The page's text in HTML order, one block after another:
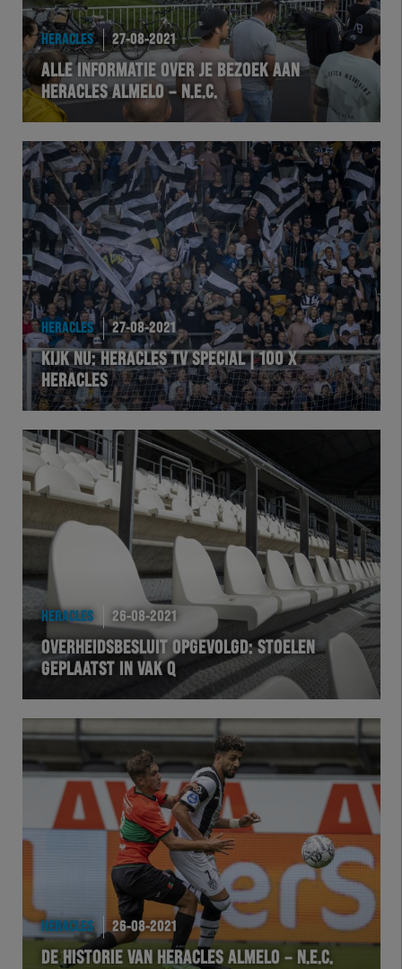
Heracles
BusinessClub
Foundation
Herakids
Team Zwart Wit
Futsal
eSports
Academie
HERACLES 27-08-2021
ALLE INFORMATIE OVER JE BEZOEK AAN
HERACLES ALMELO – N.E.C.
HERACLES 27-08-2021
KIJK NU: HERACLES TV SPECIAL | 100 X
HERACLES
HERACLES 26-08-2021
OVERHEIDSBESLUIT OPGEVOLGD: STOELEN
GEPLAATST IN VAK Q
HERACLES 26-08-2021
DE HISTORIE VAN HERACLES ALMELO – N.E.C.